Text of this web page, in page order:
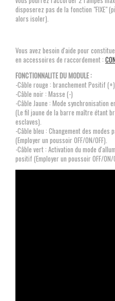
disposerez pas de la fonction "FIXE"
alors isoler).
Vous avez besoin d'aide pour
en accessoires de raccordement :
FONCTIONNALITE DU MODULE :
-Câble rouge : branchement Positif
-Câble noir : Masse (-)
-Câble Jaune : Mode
(Le fil jaune de la barre maître étant
esclaves).
-Câble bleu : Changement des
(Employer un poussoir OFF/ON/OFF).
-Câble vert : Activation du mode
positif (Employer un poussoir OFF/ON/